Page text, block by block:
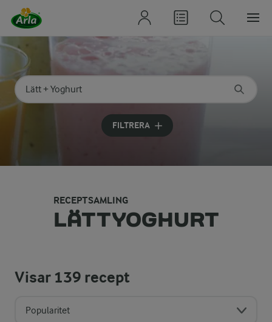
Sök på kategori eller ingrediens
Skriv in sökord för att få förslag
FILTRERA
RECEPTSAMLING
LÄTTYOGHURT
Visar139 recept
Popularitet